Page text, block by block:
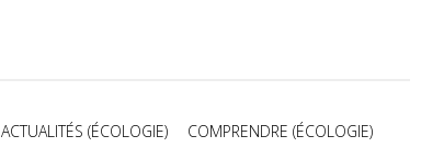
Catégories
ACTUALITÉS (ÉCOLOGIE)
COMPRENDRE (ÉCOLOGIE)